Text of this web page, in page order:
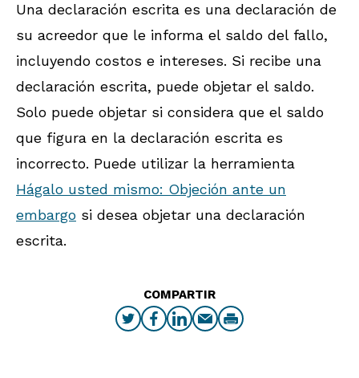
Una declaración escrita es una declaración de
su acreedor que le informa el saldo del fallo,
incluyendo costos e intereses. Si recibe una
declaración escrita, puede objetar el saldo.
Solo puede objetar si considera que el saldo
que figura en la declaración escrita es
incorrecto. Puede utilizar la herramienta
Hágalo usted mismo: Objeción ante un
embargo si desea objetar una declaración
escrita.
COMPARTIR